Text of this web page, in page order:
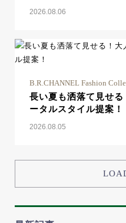
2026.08.06
B.R.CHANNEL Fashion
長い夏も洒落て見せ
ータルスタイル提案！
2026.08.05